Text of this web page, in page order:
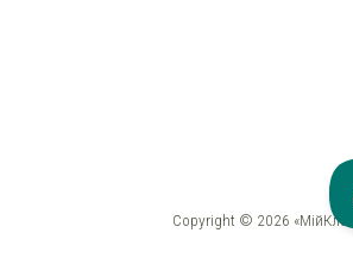
Copyright © 2026 «МійКлас»